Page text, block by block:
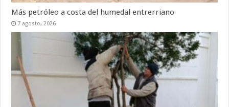
Más petróleo a costa del humedal entrerriano
7 agosto, 2026